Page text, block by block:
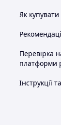
Як
Перевірка
платформи
Інструкції